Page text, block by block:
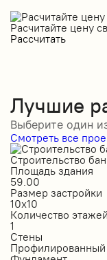
Расчитайте цену
Рассчитать
Лучшие
Выберите один
Смотреть все
Строительство
Площадь здания
59.00
Размер застройки
10х10
Количество этажей
1
Стены
Профилированный